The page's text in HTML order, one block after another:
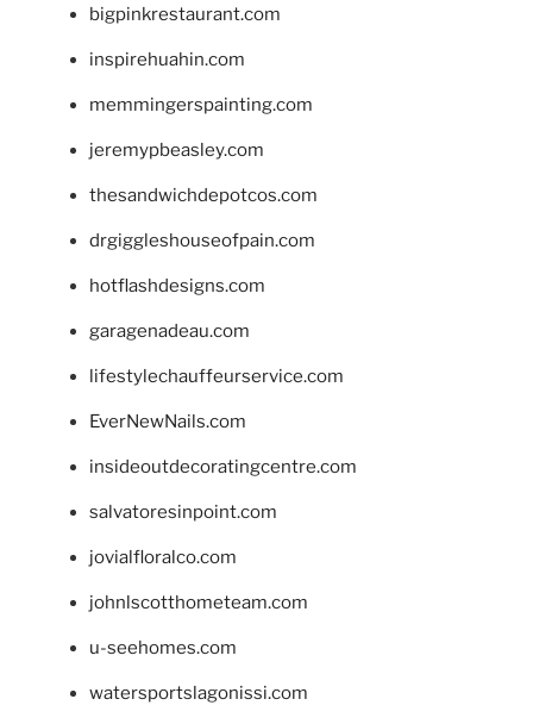
bigpinkrestaurant.com
inspirehuahin.com
memmingerspainting.com
jeremypbeasley.com
thesandwichdepotcos.com
drgiggleshouseofpain.com
hotflashdesigns.com
garagenadeau.com
lifestylechauffeurservice.com
EverNewNails.com
insideoutdecoratingcentre.com
salvatoresinpoint.com
jovialfloralco.com
johnlscotthometeam.com
u-seehomes.com
watersportslagonissi.com